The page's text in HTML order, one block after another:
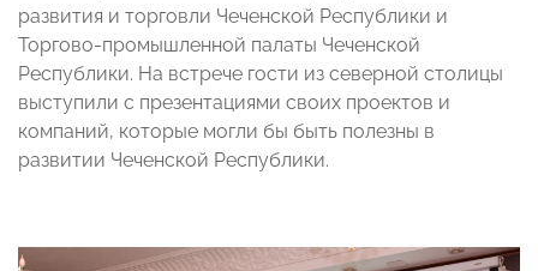
развития и торговли Чеченской Республики и
Торгово-промышленной палаты Чеченской
Республики. На встрече гости из северной столицы
выступили с презентациями своих проектов и
компаний, которые могли бы быть полезны в
развитии Чеченской Республики.